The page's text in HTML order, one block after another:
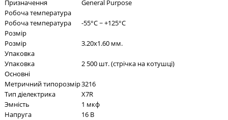
Призначення
General Purpose
Робоча температура
Робоча температура
-55°C ~ +125°C
Розмір
Розмір
3.20x1.60 мм.
Упаковка
Упаковка
2 500 шт. (стрічка на котушці)
Основні
Метричний типорозмір3216
Тип діелектрика
X7R
Эмність
1 мкф
Напруга
16 В